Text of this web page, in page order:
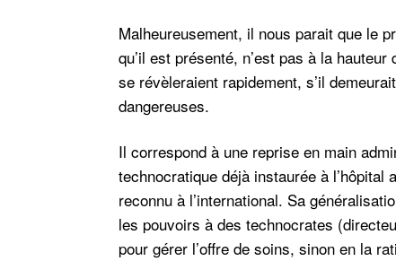
Malheureusement, il nous parait que le
qu’il est présenté, n’est pas à la
se révèleraient rapidement, s’il
dangereuses.
Il correspond à une reprise en main
technocratique déjà instaurée à
reconnu à l’international. Sa
les pouvoirs à des technocrates
pour gérer l’offre de soins, sinon en la